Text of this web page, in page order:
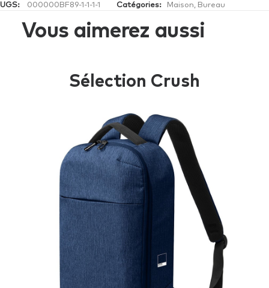
UGS: 000000BF89-1-1-1-1 Catégories: Maison Bureau
Vous aimerez aussi
Sélection Crush